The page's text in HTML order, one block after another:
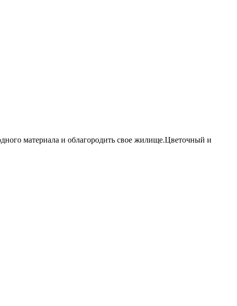
материала и облагородить свое жилище.Цветочный и